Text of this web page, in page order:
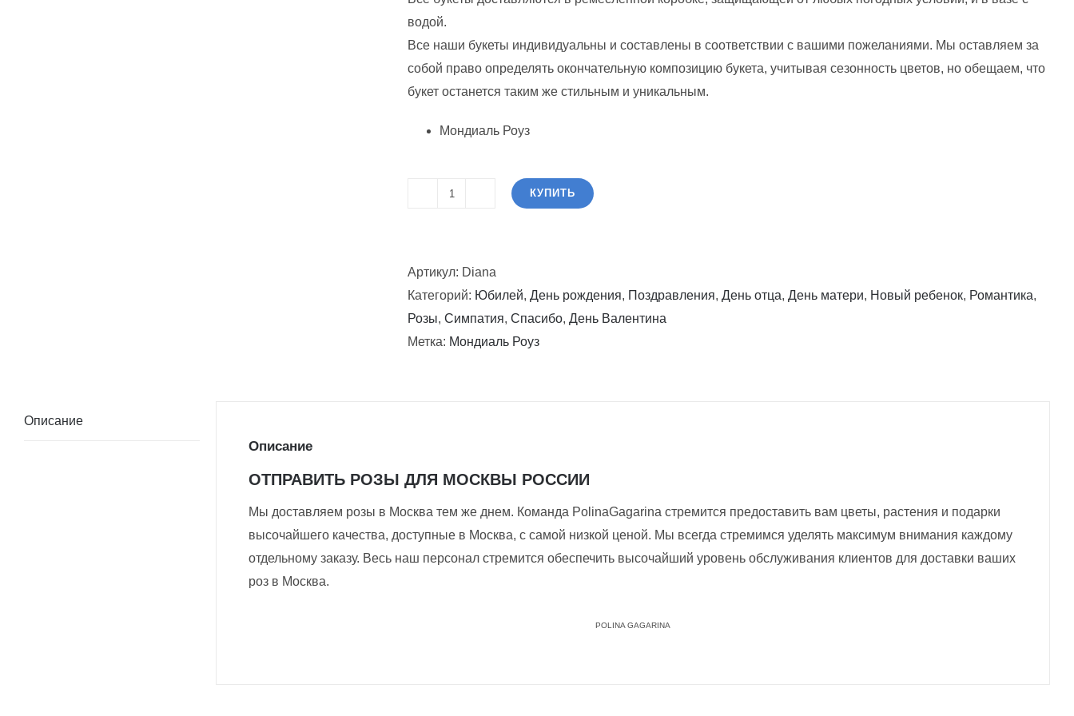
300.00$.
водой.
Все наши букеты индивидуальны и составлены в соответствии с вашими пожеланиями. Мы оставляем за
собой право определять окончательную композицию букета, учитывая сезонность цветов, но обещаем, что
букет останется таким же стильным и уникальным.
Мондиаль Роуз
Количество
КУПИТЬ
Артикул: Diana
Категорий: Юбилей, День рождения, Поздравления, День отца, День матери, Новый ребенок, Романтика,
Розы, Симпатия, Спасибо, День Валентина
Метка: Мондиаль Роуз
Описание
Описание
ОТПРАВИТЬ РОЗЫ ДЛЯ МОСКВЫ РОССИИ
Мы доставляем розы в Москва тем же днем. Команда PolinaGagarina стремится предоставить вам цветы, растения и подарки
высочайшего качества, доступные в Москва, с самой низкой ценой. Мы всегда стремимся уделять максимум внимания каждому
отдельному заказу. Весь наш персонал стремится обеспечить высочайший уровень обслуживания клиентов для доставки ваших
роз в Москва.
POLINA GAGARINA